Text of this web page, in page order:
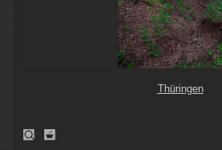
Thüringen